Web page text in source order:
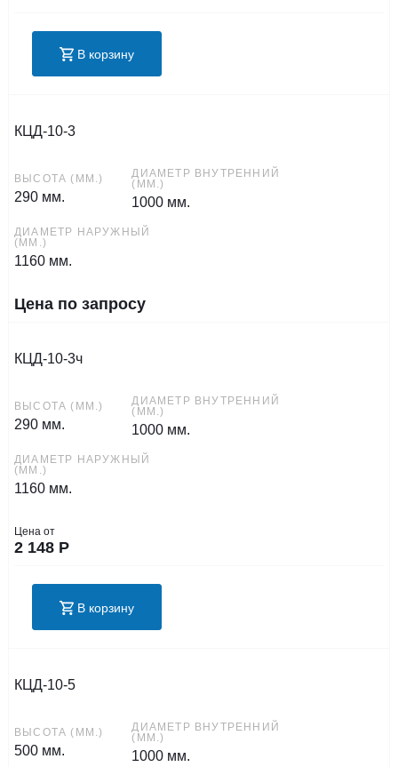
В корзину
КЦД-10-3
ВЫСОТА (ММ.)
290 мм.
ДИАМЕТР ВНУТРЕННИЙ
(ММ.)
1000 мм.
ДИАМЕТР НАРУЖНЫЙ
(ММ.)
1160 мм.
Цена по запросу
КЦД-10-3ч
ВЫСОТА (ММ.)
290 мм.
ДИАМЕТР ВНУТРЕННИЙ
(ММ.)
1000 мм.
ДИАМЕТР НАРУЖНЫЙ
(ММ.)
1160 мм.
Цена от
2 148 Р
В корзину
КЦД-10-5
ВЫСОТА (ММ.)
500 мм.
ДИАМЕТР ВНУТРЕННИЙ
(ММ.)
1000 мм.